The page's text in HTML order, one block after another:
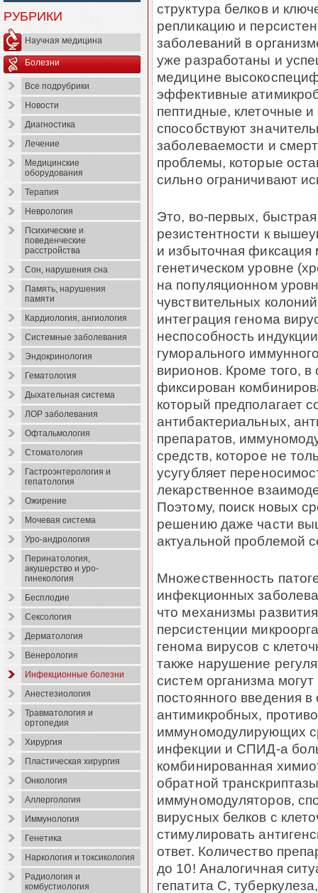
РУБРИКИ
Научная медицина
Болезни
Все подрубрики
Новости
Диагностика
Лечение
Медицинские
оборудования
Терапия
Неврология
Психические и
поведенческие
расстройства
Сон, нарушения сна
Память, нарушения
памяти
Кардиология, ангиология
Системные заболевания
Эндокринология
Гематология
Дыхательная система
ЛОР заболевания
Офтальмология
Стоматология
Гастроэнтерология и
гепатология
Ожирение
Мочевая система
Уро-андрология
Перинатология,
акушерство и уро-
гинекология
Бесплодие
Сексология
Дерматология
Венерология
Инфекционные болезни
Анестезиология
Травматология и
ортопедия
Хирургия
Пластическая хирургия
Онкология
Аллергология
Иммунология
Генетика
Наркология и токсикология
Радиология и
комбустиология
структура белков и
репликацию и
заболеваний в
уже разработаны и
медицине
эффективные
пептидные, клеточные
способствуют
заболеваемости и
проблемы, которые
сильно ограничивают
Это, во-первых,
резистентности к
и избыточная фиксация
генетическом уровне
на популяционном
чувствительных
интеграция генома
неспособность
гуморального
вирионов. Кроме того,
фиксирован
который предполагает
антибактериальных,
препаратов,
средств, которое не
усугубляет
лекарственное
Поэтому, поиск новых
решению даже части
актуальной проблемой
Множественность
инфекционных
что механизмы
персистенции
генома вирусов с
также нарушение
систем организма
постоянного введения
антимикробных,
иммуномодулирующих
инфекции и СПИД-а
комбинированная
обратной
иммуномодуляторов,
вирусных белков с
стимулировать
ответ. Количество
до 10! Аналогичная
гепатита С,